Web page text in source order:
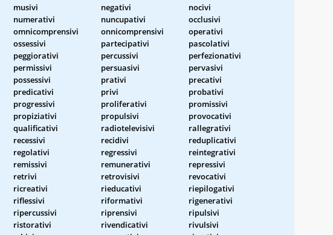
musivi negativi
nocivi
numerativi nuncupativi
occlusivi
omnicomprensivi onnicomprensivi
operativi
ossessivi partecipativi
pascolativi
peggiorativi percussivi
perfezionativi
permissivi persuasivi
pervasivi
possessivi prativi
precativi
predicativi privi
probativi
progressivi proliferativi
promissivi
propiziativi propulsivi
provocativi
qualificativi radiotelevisivi
rallegrativi
recessivi recidivi
reduplicativi
regolativi regressivi
reintegrativi
remissivi remunerativi
repressivi
retrivi retrovisivi
revocativi
ricreativi rieducativi
riepilogativi
riflessivi riformativi
rigenerativi
ripercussivi riprensivi
ripulsivi
ristorativi rivendicativi
rivulsivi